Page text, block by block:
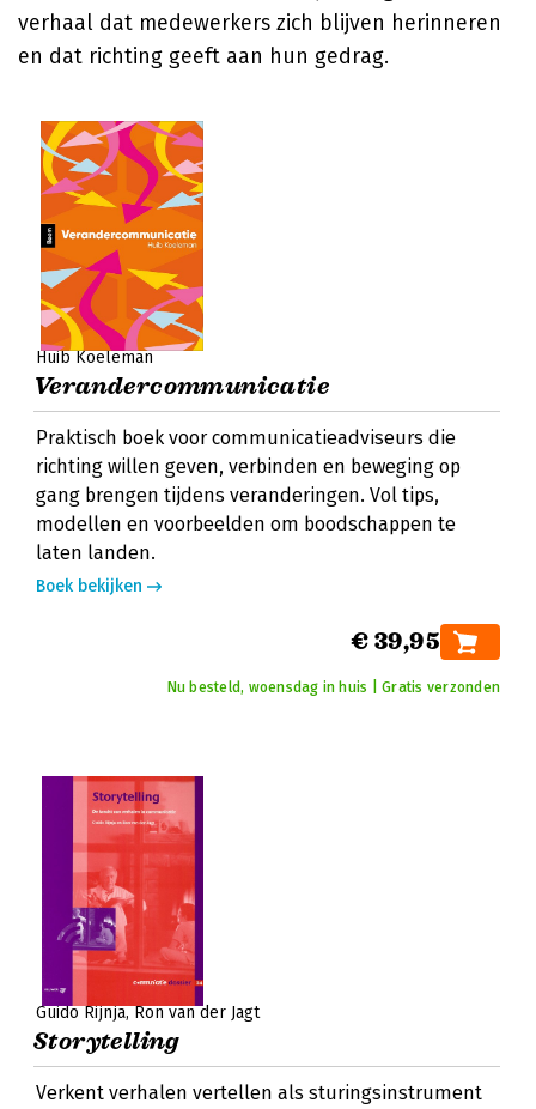
verhaal dat medewerkers zich blijven herinneren
en dat richting geeft aan hun gedrag.
Huib Koeleman
Verandercommunicatie
Praktisch boek voor communicatieadviseurs die
richting willen geven, verbinden en beweging op
gang brengen tijdens veranderingen. Vol tips,
modellen en voorbeelden om boodschappen te
laten landen.
Boek bekijken
€ 39,95
Nu besteld, woensdag in huis | Gratis verzonden
Guido Rijnja Ron van der Jagt
Storytelling
Verkent verhalen vertellen als sturingsinstrument